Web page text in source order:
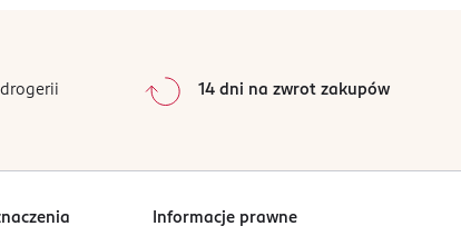
0%
Sortowanie wgdata: od najnowszej
14 dni na zwrot zakupów
Informacje prawne